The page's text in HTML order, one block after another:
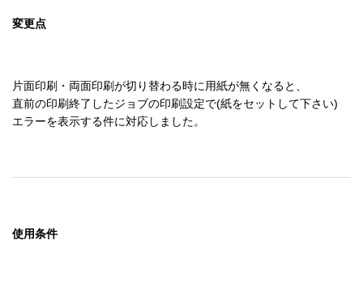
ons apply.  The Government agrees:
er Software" and the Government is acquiring only "restrict
ed rights" in the Software and its documentation as that ter
m is defined in Clause 252.227-7013(c)(1) of the DFARS; a
nt to the FAR.
変更点
片面印刷・両面印刷が切り替わる時に用紙が無くなると、
直前の印刷終了したジョブの印刷設定で(紙をセットして下さい)
エラーを表示する件に対応しました。
使用条件